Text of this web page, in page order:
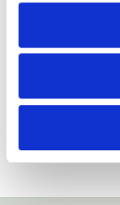
fines comerciales,
mensajería online,
otros derechos, como